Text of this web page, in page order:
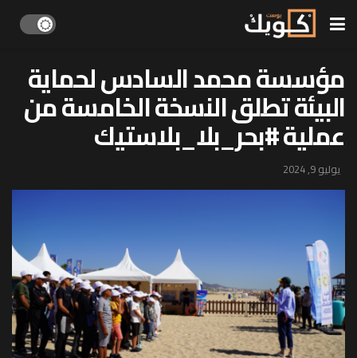
مؤسسة محمد السادس لحماية
البيئة تطلق النسخة الخامسة من
عملية #بحر_بلا_بلاستيك
يوليو 9, 2024